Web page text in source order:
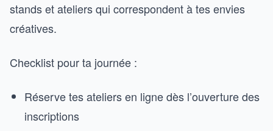
stands et ateliers qui correspondent à tes envies
créatives.
Checklist pour ta journée :
Réserve tes ateliers en ligne dès l’ouverture des
inscriptions